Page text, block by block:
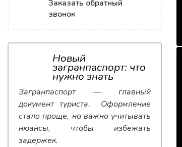
Заказать обратный
звонок
Новый
загранпаспорт: что
нужно знать
Загранпаспорт — главный
документ туриста. Оформление
стало проще, но важно учитывать
нюансы, чтобы избежать
задержек.